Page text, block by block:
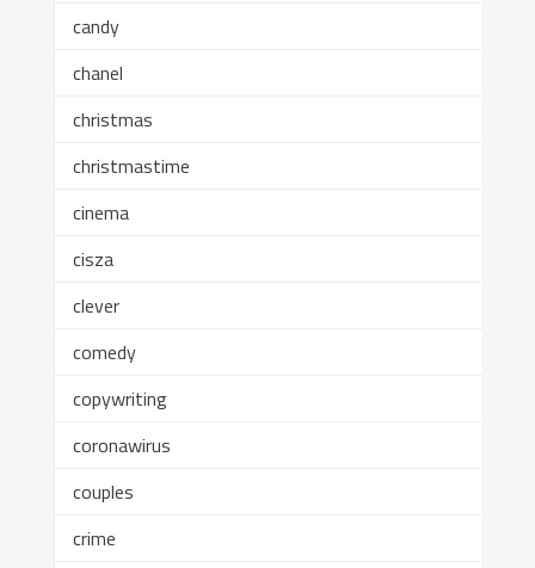
candy
chanel
christmas
christmastime
cinema
cisza
clever
comedy
copywriting
coronawirus
couples
crime